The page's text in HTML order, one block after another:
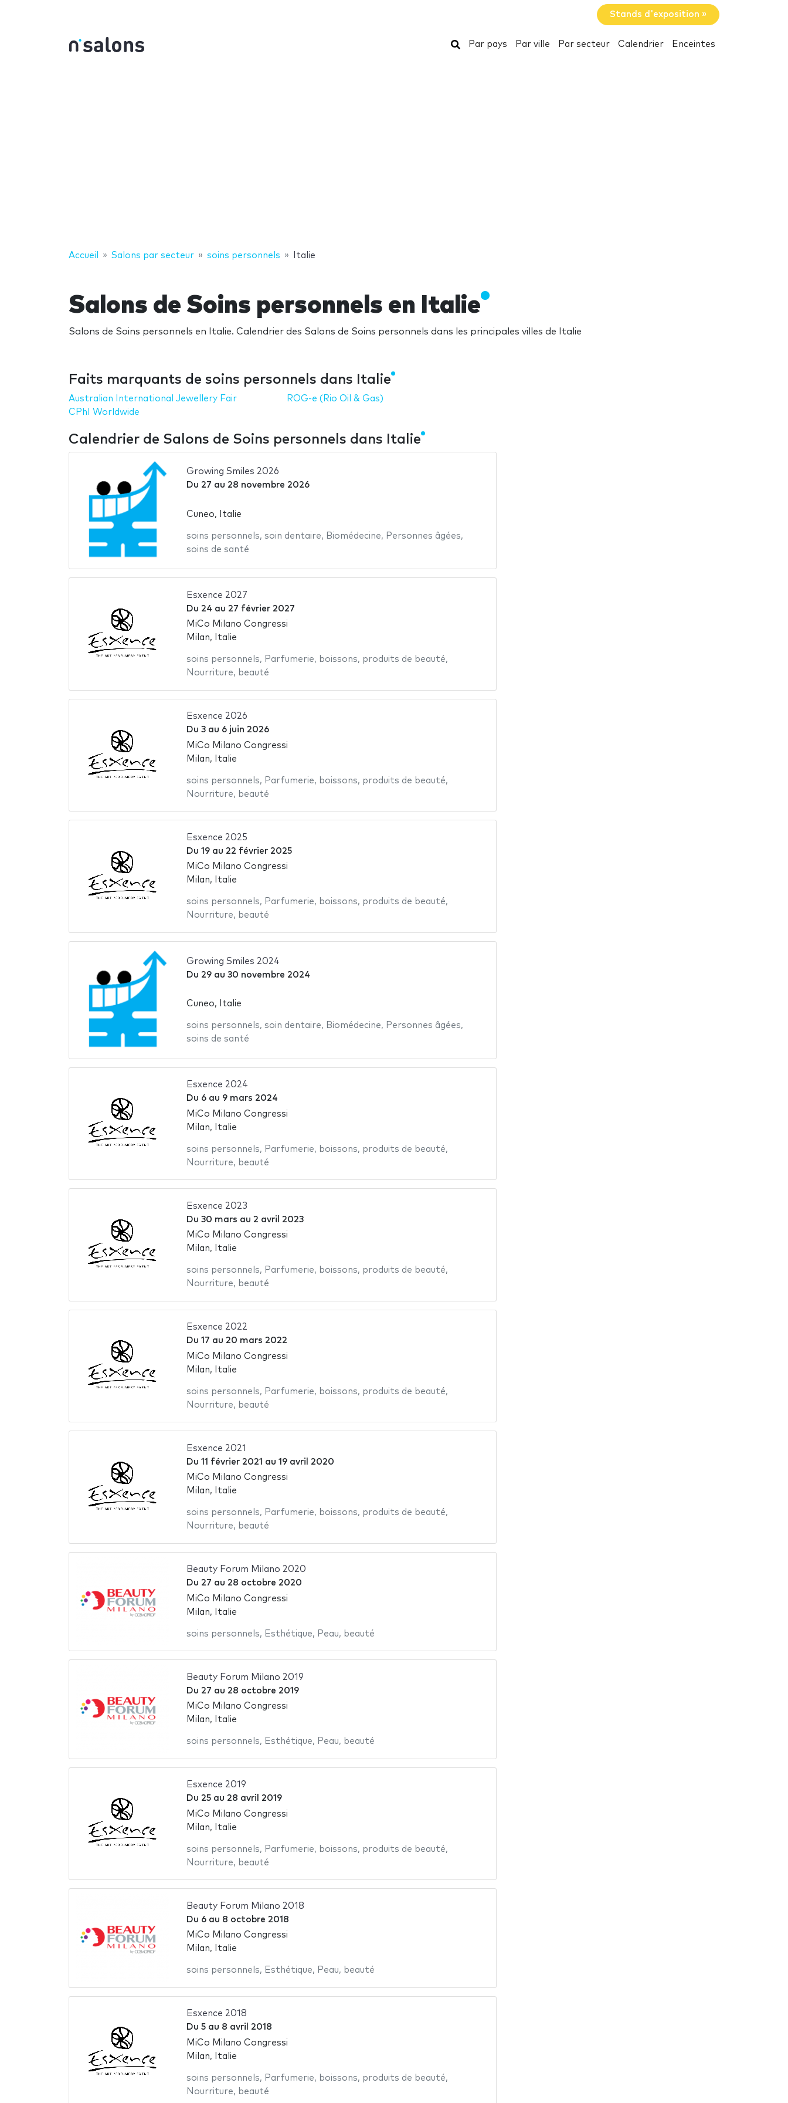
Stands d'exposition »
Rechercher
Par pays Par ville Par secteur Calendrier Enceintes
Accueil Salons par secteur soins personnels Italie
Salons de Soins personnels en Italie
Salons de Soins personnels en Italie. Calendrier des Salons de Soins personnels dans les principales villes de Italie
Faits marquants de soins personnels dans Italie
Australian International Jewellery Fair
CPhI Worldwide
ROG-e (Rio Oil & Gas)
Calendrier de Salons de Soins personnels dans Italie
Growing Smiles 2026
Du 27 au 28 novembre 2026
Cuneo, Italie
soins personnels, soin dentaire, Biomédecine, Personnes âgées,
soins de santé
Esxence 2027
Du 24 au 27 février 2027
MiCo Milano Congressi
Milan, Italie
soins personnels, Parfumerie, boissons, produits de beauté,
Nourriture, beauté
Esxence 2026
Du 3au 6 juin 2026
MiCo Milano Congressi
Milan, Italie
soins personnels, Parfumerie, boissons, produits de beauté,
Nourriture, beauté
Esxence 2025
Du 19au 22 février 2025
MiCo Milano Congressi
Milan, Italie
soins personnels, Parfumerie, boissons, produits de beauté,
Nourriture, beauté
Growing Smiles 2024
Du 29au 30 novembre 2024
Cuneo, Italie
soins personnels, soin dentaire, Biomédecine, Personnes âgées,
soins de santé
Esxence 2024
Du 6au 9 mars 2024
MiCo Milano Congressi
Milan, Italie
soins personnels, Parfumerie, boissons, produits de beauté,
Nourriture, beauté
Esxence 2023
Du 30 mars au 2 avril 2023
MiCo Milano Congressi
Milan, Italie
soins personnels, Parfumerie, boissons, produits de beauté,
Nourriture, beauté
Esxence 2022
Du 17 au 20 mars 2022
MiCo Milano Congressi
Milan, Italie
soins personnels, Parfumerie, boissons, produits de beauté,
Nourriture, beauté
Esxence 2021
Du 11 février 2021 au 19 avril 2020
MiCo Milano Congressi
Milan, Italie
soins personnels, Parfumerie, boissons, produits de beauté,
Nourriture, beauté
Beauty Forum Milano 2020
Du 27 au 28 octobre 2020
MiCo Milano Congressi
Milan, Italie
soins personnels, Esthétique, Peau, beauté
Beauty Forum Milano 2019
Du 27 au 28 octobre 2019
MiCo Milano Congressi
Milan, Italie
soins personnels, Esthétique, Peau, beauté
Esxence 2019
Du 25au 28 avril 2019
MiCo Milano Congressi
Milan, Italie
soins personnels, Parfumerie, boissons, produits de beauté,
Nourriture, beauté
Beauty Forum Milano 2018
Du 6au 8 octobre 2018
MiCo Milano Congressi
Milan, Italie
soins personnels, Esthétique, Peau, beauté
Esxence 2018
Du 5au 8 avril 2018
MiCo Milano Congressi
Milan, Italie
soins personnels, Parfumerie, boissons, produits de beauté,
Nourriture, beauté